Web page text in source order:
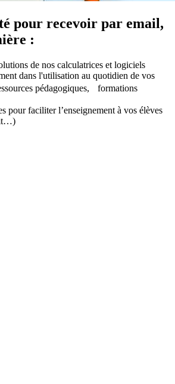
pour recevoir par email,
:
de nos calculatrices et logiciels
dans l'utilisation au quotidien de vos
pédagogiques, formations
pour faciliter l’enseignement à vos élèves